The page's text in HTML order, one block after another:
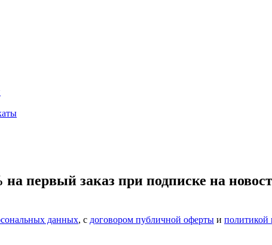
первый заказ при подписке на
данных, с договором публичной оферты и политикой